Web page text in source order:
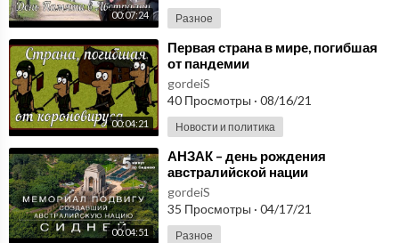
00:07:24 Разное
00:04:21
⁣Первая страна в мире, погибшая
от пандемии
gordeiS
40 Просмотры · 08/16/21
Новости и политика
00:04:51
⁣АНЗАК – день рождения
австралийской нации
gordeiS
35 Просмотры · 04/17/21
Разное